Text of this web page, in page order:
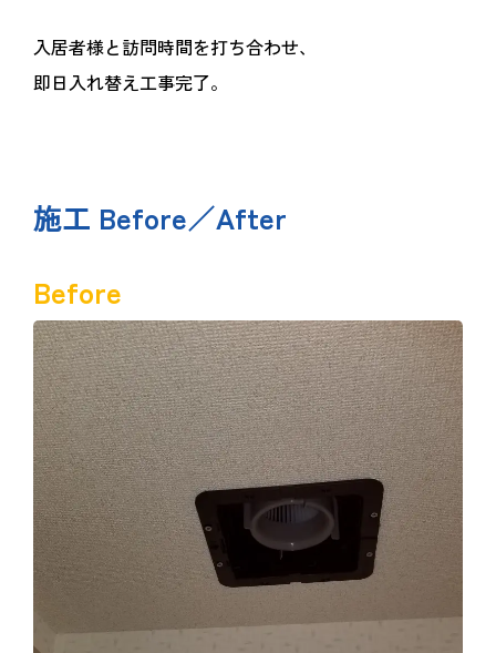
入居者様と訪問時間を打ち合わせ、
即日入れ替え工事完了。
施工 Before／After
Before